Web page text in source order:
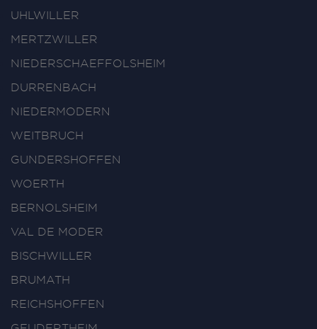
UHLWILLER
MERTZWILLER
NIEDERSCHAEFFOLSHEIM
DURRENBACH
NIEDERMODERN
WEITBRUCH
GUNDERSHOFFEN
WOERTH
BERNOLSHEIM
VAL DE MODER
BISCHWILLER
BRUMATH
REICHSHOFFEN